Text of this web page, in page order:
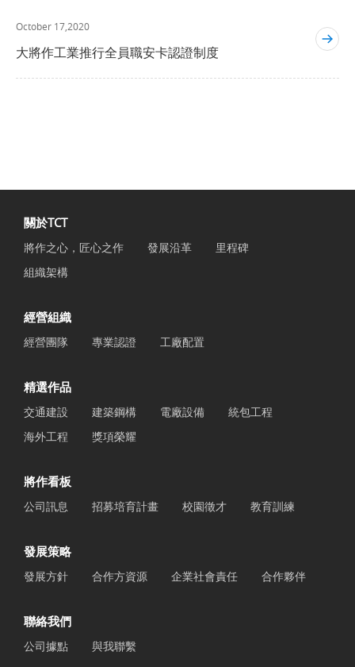
October 17,2020
大將作工業推行全員職安卡認證制度
關於TCT
將作之心，匠心之作 發展沿革
里程碑
組織架構
經營組織
經營團隊 專業認證 工廠配置
精選作品
交通建設 建築鋼構 電廠設備
統包工程
海外工程
獎項榮耀
將作看板
公司訊息 招募培育計畫 校園徵才 教育訓練
發展策略
發展方針 合作方資源 企業社會責任 合作夥伴
聯絡我們
公司據點 與我聯繫